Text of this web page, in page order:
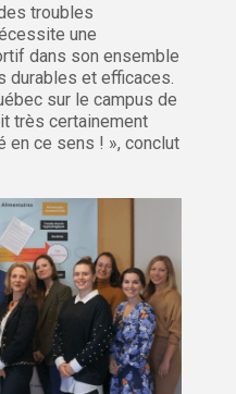
troubles
une
dans son ensemble
durables et efficaces.
sur le campus de
très certainement
en ce sens ! », conclut